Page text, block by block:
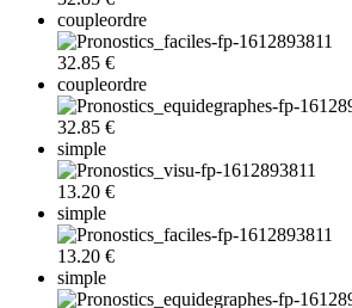
coupleordre
32.85 €
coupleordre
32.85 €
simple
13.20 €
simple
13.20 €
simple